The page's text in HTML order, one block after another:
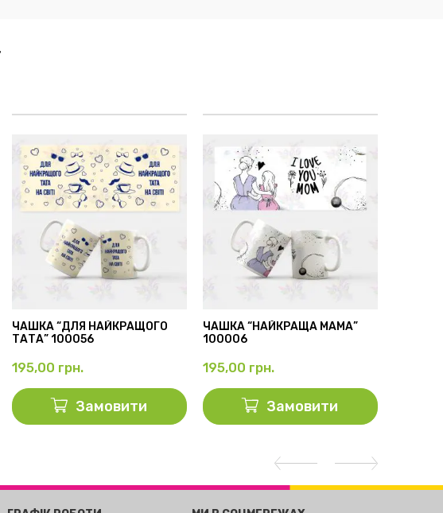
ЧАШКА “ДЛЯ НАЙКРАЩОГО
ТАТА” 100056
195,00 грн.
Замовити
ЧАШКА “НАЙКРАЩА МАМА”
100006
195,00 грн.
Замовити